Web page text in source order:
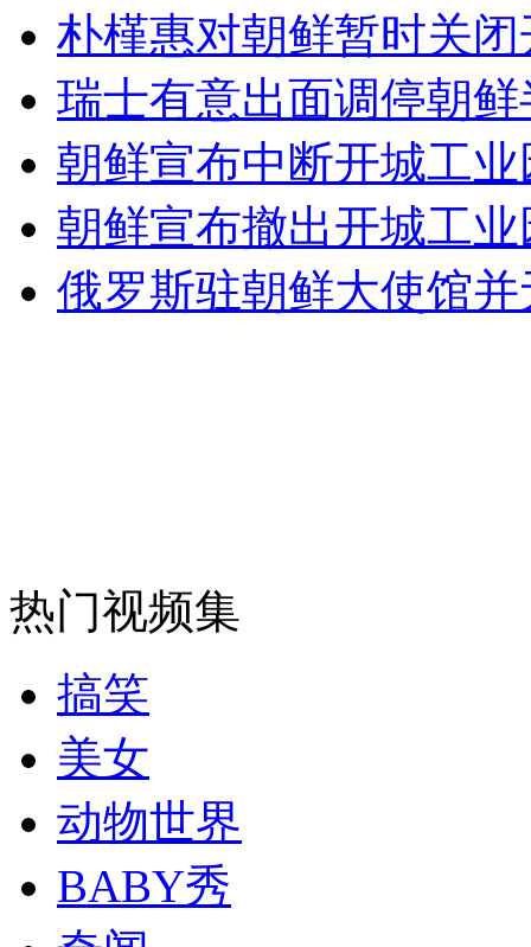
外交部：反对强权政治霸凌主义
外交部：有关国家言论片面不公正
安徽一实载49人客车翻车
纽约上演“枕头大战”
司机酒驾遇交警 急速倒车逃窜
朴槿惠对朝鲜暂时关
瑞士有意出面调停朝
朝鲜宣布中断开城工
朝鲜宣布撤出开城工
俄罗斯驻朝鲜大使馆
热门视频集
搞笑
美女
动物世界
BABY秀